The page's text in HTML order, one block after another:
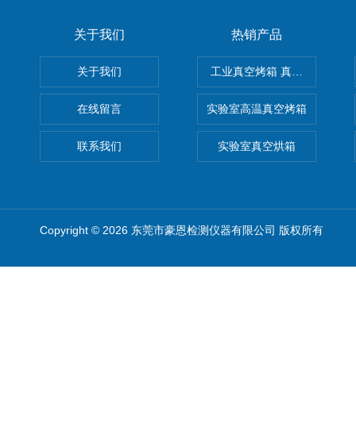
关于我们
关于我们
在线留言
联系我们
热销产品
工业真空烤箱 真空烘箱
实验室高温真空烤箱
实验室真空烘箱
Copyright © 2026 东莞市豪恩检测仪器有限公司 版权所有